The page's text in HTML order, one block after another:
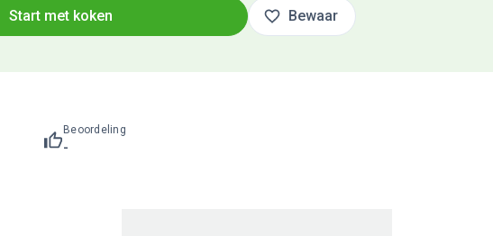
Start met koken Bewaar
Beoordeling
-